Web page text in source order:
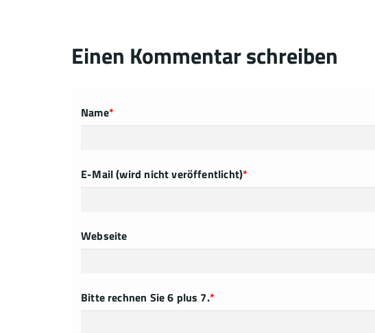
Einen Kommentar schreiben
Name*
E-Mail (wird nicht veröffentlicht)*
Webseite
Bitte rechnen Sie 6 plus 7.*